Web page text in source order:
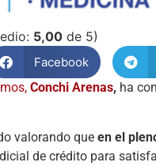
5,00 de 5)
Facebook
Conchi Arenas, ha
valorando que en el
de crédito para